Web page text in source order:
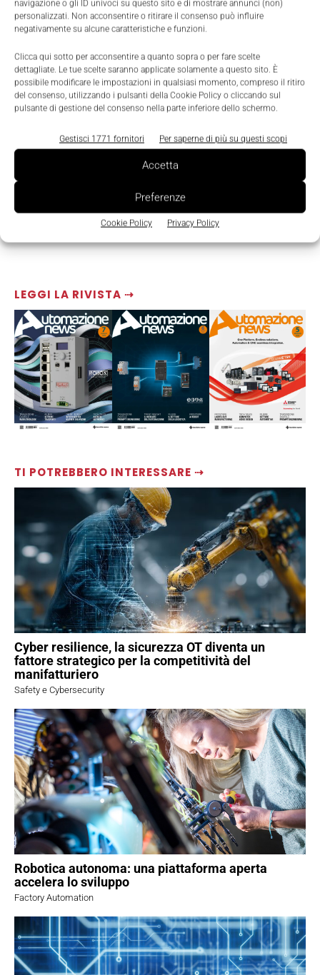
navigazione o gli ID univoci su questo sito e di mostrare annunci (non)
personalizzati. Non acconsentire o ritirare il consenso può influire
negativamente su alcune caratteristiche e funzioni.
Clicca qui sotto per acconsentire a quanto sopra o per fare scelte
dettagliate. Le tue scelte saranno applicate solamente a questo sito. È
possibile modificare le impostazioni in qualsiasi momento, compreso il ritiro
del consenso, utilizzando i pulsanti della Cookie Policy o cliccando sul
pulsante di gestione del consenso nella parte inferiore dello schermo.
Gestisci 1771 fornitori Per saperne di più su questi scopi
Accetta
Preferenze
Cookie Policy Privacy Policy
LEGGI LA RIVISTA ⇢
TI POTREBBERO INTERESSARE ⇢
Cyber resilience, la sicurezza OT diventa un
fattore strategico per la competitività del
manifatturiero
Safety e Cybersecurity
Robotica autonoma: una piattaforma aperta
accelera lo sviluppo
Factory Automation
TAGS Universal Robots UR5